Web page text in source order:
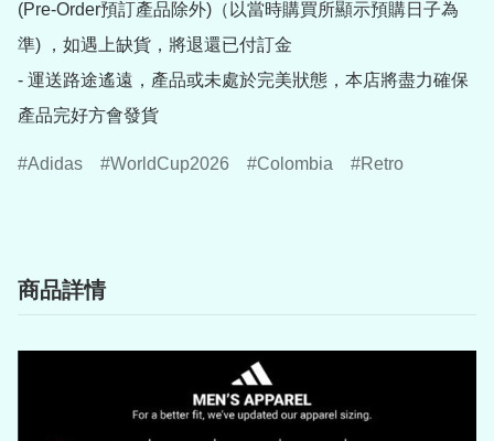
(Pre-Order預訂產品除外)（以當時購買所顯示預購日子為
準) ，如遇上缺貨，將退還已付訂金
- 運送路途遙遠，產品或未處於完美狀態，本店將盡力確保
產品完好方會發貨
Adidas WorldCup2026 Colombia Retro
商品詳情